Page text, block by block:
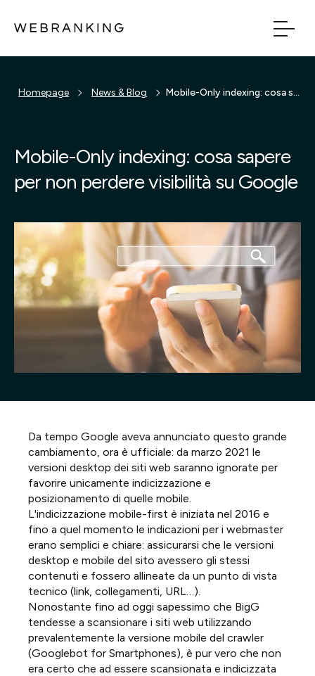
Build
Bridge
Chi Siamo
Cosa facciamo
Progetti
Point of W
Contatti
Italiano
Homepage News & Blog Mobile-Only indexing: cosa sapere per non perdere visibilità su Google
Mobile-Only indexing: cosa sapere
per non perdere visibilità su Google
Da tempo Google aveva annunciato questo grande
cambiamento, ora è ufficiale: da marzo 2021 le
versioni desktop dei siti web saranno ignorate per
favorire unicamente indicizzazione e
posizionamento di quelle mobile.
L'indicizzazione mobile-first è iniziata nel 2016 e
fino a quel momento le indicazioni per i webmaster
erano semplici e chiare: assicurarsi che le versioni
desktop e mobile del sito avessero gli stessi
contenuti e fossero allineate da un punto di vista
tecnico (link, collegamenti, URL…).
Nonostante fino ad oggi sapessimo che BigG
tendesse a scansionare i siti web utilizzando
prevalentemente la versione mobile del crawler
(Googlebot for Smartphones), è pur vero che non
era certo che ad essere scansionata e indicizzata